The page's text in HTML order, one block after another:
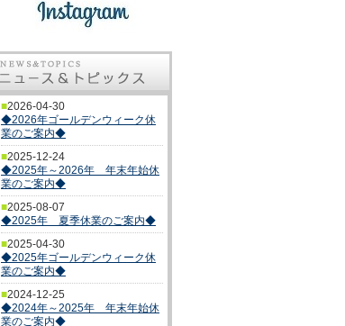
■2026-04-30
◆2026年ゴールデンウィーク休
業のご案内◆
■2025-12-24
◆2025年～2026年 年末年始休
業のご案内◆
■2025-08-07
◆2025年 夏季休業のご案内◆
■2025-04-30
◆2025年ゴールデンウィーク休
業のご案内◆
■2024-12-25
◆2024年～2025年 年末年始休
業のご案内◆